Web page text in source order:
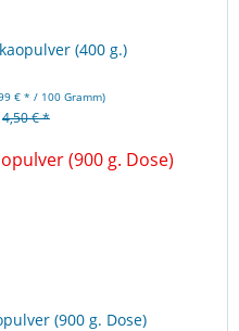
(400 g.)
€ * / 100 Gramm)
4,50 € *
(900 g. Dose)